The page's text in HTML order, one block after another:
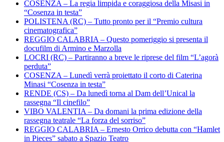
COSENZA – La regia limpida e coraggiosa della Misasi in
“Cosenza in testa”
POLISTENA (RC) – Tutto pronto per il “Premio cultura
cinematografica”
REGGIO CALABRIA – Questo pomeriggio si presenta il
docufilm di Armino e Marzolla
LOCRI (RC) – Partiranno a breve le riprese del film “L’agorà
perduta”
COSENZA – Lunedì verrà proiettato il corto di Caterina
Minasi “Cosenza in testa”
RENDE (CS) – Da lunedì torna al Dam dell’Unical la
rassegna “Il cinefilo”
VIBO VALENTIA – Da domani la prima edizione della
rassegna teatrale “La forza del sorriso”
REGGIO CALABRIA – Ernesto Orrico debutta con “Hamlet
in Pieces” sabato a Spazio Teatro